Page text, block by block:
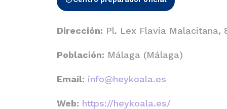
Dirección: Pl. Lex Flavia Malacitana,
Población: Málaga (Málaga)
Email: info@heykoala.es
Web: https://heykoala.es/